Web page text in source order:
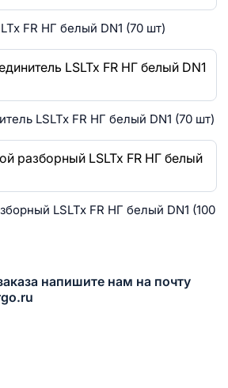
FR НГ белый DN1 (70 шт)
LSLTx FR НГ белый DN1 (70 шт)
LSLTx FR НГ белый DN1 (100
напишите нам на почту